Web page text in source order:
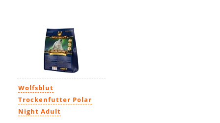
Wolfsblut
Trockenfutter Polar
Night Adult